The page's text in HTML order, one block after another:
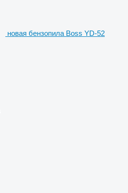
новая бензопила Boss YD-52